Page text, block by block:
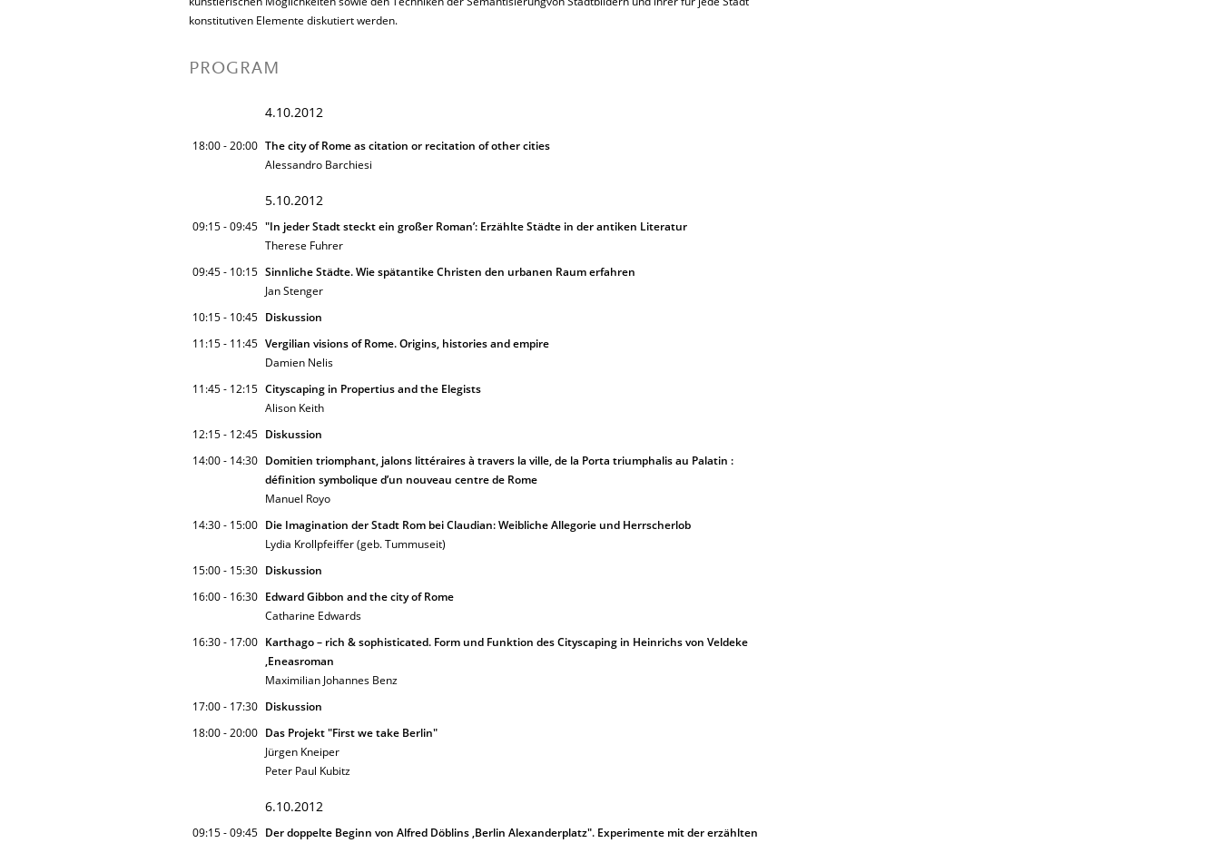
konstitutiven Elemente diskutiert werden.
PROGRAM
4.10.2012
18:00 - 20:00 The city of Rome as citation or recitation of other cities
Alessandro Barchiesi
5.10.2012
09:15 - 09:45 "In jeder Stadt steckt ein großer Roman’: Erzählte Städte in der antiken Literatur
Therese Fuhrer
09:45 - 10:15 Sinnliche Städte. Wie spätantike Christen den urbanen Raum erfahren
Jan Stenger
10:15 - 10:45 Diskussion
11:15 - 11:45 Vergilian visions of Rome. Origins, histories and empire
Damien Nelis
11:45 - 12:15 Cityscaping in Propertius and the Elegists
Alison Keith
12:15 - 12:45 Diskussion
14:00 - 14:30 Domitien triomphant, jalons littéraires à travers la ville, de la Porta triumphalis au Palatin :
définition symbolique d’un nouveau centre de Rome
Manuel Royo
14:30 - 15:00 Die Imagination der Stadt Rom bei Claudian: Weibliche Allegorie und Herrscherlob
Lydia Krollpfeiffer (geb. Tummuseit)
15:00 - 15:30 Diskussion
16:00 - 16:30 Edward Gibbon and the city of Rome
Catharine Edwards
16:30 - 17:00 Karthago – rich & sophisticated. Form und Funktion des Cityscaping in Heinrichs von Veldeke
,Eneasroman
Maximilian Johannes Benz
17:00 - 17:30 Diskussion
18:00 - 20:00 Das Projekt "First we take Berlin"
Jürgen Kneiper
Peter Paul Kubitz
6.10.2012
09:15 - 09:45 Der doppelte Beginn von Alfred Döblins ,Berlin Alexanderplatz". Experimente mit der erzählten